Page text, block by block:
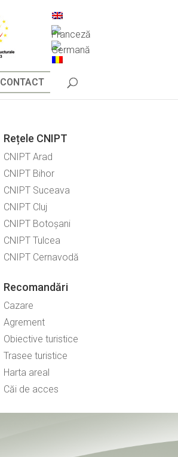
CONTACT
Rețele CNIPT
CNIPT Arad
CNIPT Bihor
CNIPT Suceava
CNIPT Cluj
CNIPT Botoșani
CNIPT Tulcea
CNIPT Cernavodă
Recomandări
Cazare
Agrement
Obiective turistice
Trasee turistice
Harta areal
Căi de acces